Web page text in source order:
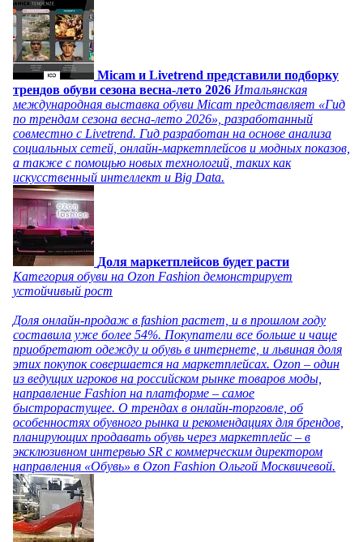
Micam и Livetrend представили подборку
трендов обуви сезона весна-лето 2026 Итальянская
международная выставка обуви Micam представляет «Гид
по трендам сезона весна-лето 2026», разработанный
совместно с Livetrend. Гид разработан на основе анализа
социальных сетей, онлайн-маркетплейсов и модных показов,
а также с помощью новых технологий, таких как
искусственный интеллект и Big Data.
Доля маркетплейсов будет расти
Категория обуви на Ozon Fashion демонстрирует
устойчивый рост
Доля онлайн-продаж в fashion растет, и в прошлом году
составила уже более 54%. Покупатели все больше и чаще
приобретают одежду и обувь в интернете, и львиная доля
этих покупок совершается на маркетплейсах. Ozon – один
из ведущих игроков на российском рынке товаров моды,
направление Fashion на платформе – самое
быстрорастущее. О трендах в онлайн-торговле, об
особенностях обувного рынка и рекомендациях для брендов,
планирующих продавать обувь через маркетплейс – в
эксклюзивном интервью SR с коммерческим директором
направления «Обувь» в Ozon Fashion Ольгой Москвичевой.